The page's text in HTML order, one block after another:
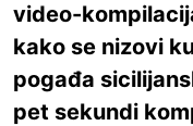
video-
kako se nizovi
pogađa
pet sekundi